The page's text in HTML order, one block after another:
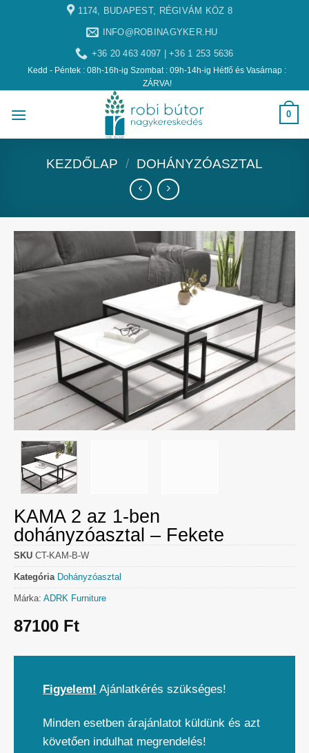
1174, BUDAPEST, RÉGIVÁM KÖZ 8
INFO@ROBINAGYKER.HU
+36 20 463 4097 | +36 1 253 5636
Kedd - Péntek : 08h-16h-ig Szombat : 09h-14h-ig Hétfő és Vasárnap :
ZÁRVA!
0
KEZDŐLAP / DOHÁNYZÓASZTAL
KAMA 2 az 1-ben
dohányzóasztal – Fekete
SKU CT-KAM-B-W
Kategória Dohányzóasztal
Márka: ADRK Furniture
87100 Ft
Figyelem! Ajánlatkérés szükséges!
Minden esetben árajánlatot küldünk és azt
követően indulhat megrendelés!